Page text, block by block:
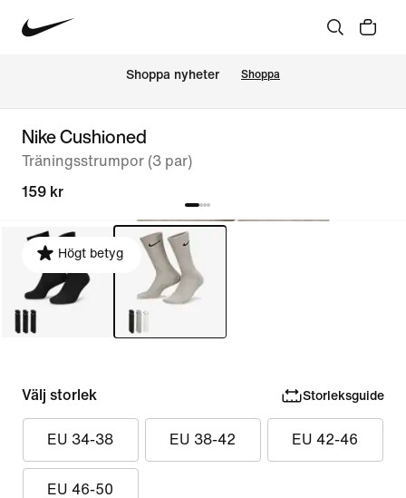
Shoppa nyheter Shoppa
Nike Cushioned
Träningsstrumpor (3 par)
159 kr
Högt betyg
Välj storlek Storleksguide
EU 34-38 EU 38-42 EU 42-46
EU 46-50